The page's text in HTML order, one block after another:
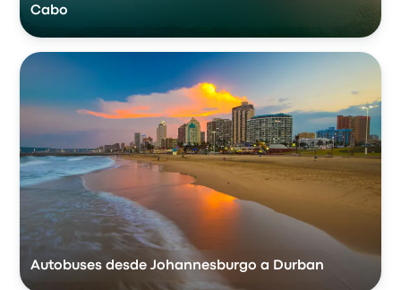
Cabo
Autobuses desde Johannesburgo a Durban